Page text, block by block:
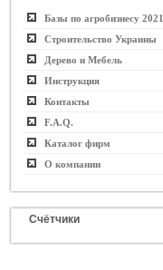
Базы по агробизнесу 2021
Строительство Украины
Дерево и Мебель
Инструкция
Контакты
F.A.Q.
Каталог фирм
О компании
Счётчики